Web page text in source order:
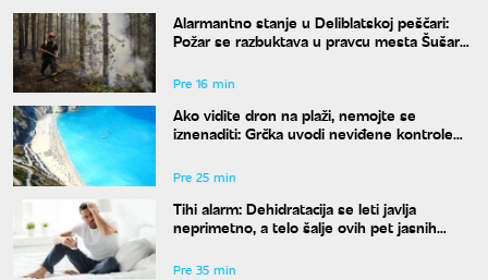
Alarmantno stanje u Deliblatskoj peščari:
Požar se razbuktava u pravcu mesta Šušara,
Pre 16 min
Ako vidite dron na plaži, nemojte se
iznenaditi: Grčka uvodi neviđene kontrole
Pre 25 min
Tihi alarm: Dehidratacija se leti javlja
neprimetno, a telo šalje ovih pet jasnih
Pre 35 min